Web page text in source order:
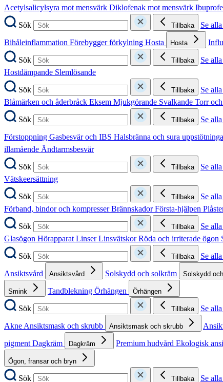
Acetylsalicylsyra mot mensvärk Diklofenak mot mensvärk
Sök
Tillbaka
Se
Bihåleinflammation Förebygger förkylning Hosta Hosta
Sök
Tillbaka
Se
Hostdämpande Slemlösande
Sök
Tillbaka
Se
Blåmärken och åderbråck Eksem Mjukgörande Svalkande Torr
Sök
Tillbaka
Se
Förstoppning Gasbesvär och IBS Halsbränna och sura
illamående Ändtarmsbesvär
Sök
Tillbaka
Se
Vätskeersättning
Sök
Tillbaka
Se
Förband, bindor och kompresserBrännskadorFörsta-hjälpen
Sök
Tillbaka
Se
Glasögon Hörapparat LinserLinsvätskorRöda och irriterade ögon
Sök
Tillbaka
Se
Ansiktsvård
Ansiktsvård Solskydd och solkräm Solskydd
Smink Tandblekning Örhängen Örhängen
Sök Tillbaka
Se
Akne Ansiktsmask och skrubb Ansiktsmask och skrubb
pigment Dagkräm Dagkräm Premium hudvård Ekologisk
Ögon, fransar och bryn
Sök Tillbaka
Se